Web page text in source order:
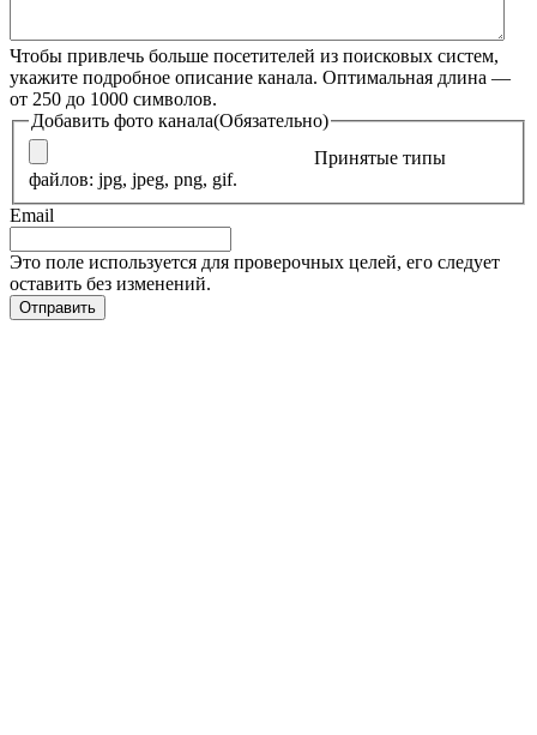
Чтобы привлечь больше посетителей из поисковых систем,
укажите подробное описание канала. Оптимальная длина —
от 250 до 1000 символов.
Добавить фото канала(Обязательно)
Принятые типы
файлов: jpg, jpeg, png, gif.
Email
Это поле используется для проверочных целей, его следует
оставить без изменений.